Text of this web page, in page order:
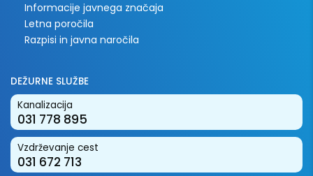
Informacije javnega značaja
Letna poročila
Razpisi in javna naročila
DEŽURNE SLUŽBE
Kanalizacija
031 778 895
Vzdrževanje cest
031 672 713